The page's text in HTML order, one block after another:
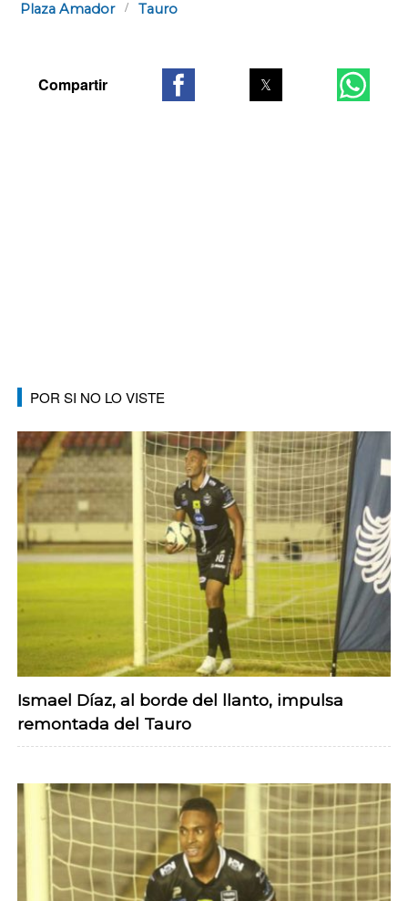
Plaza Amador Tauro
POR SI NO LO VISTE
Ismael Díaz, al borde del llanto, impulsa
remontada del Tauro